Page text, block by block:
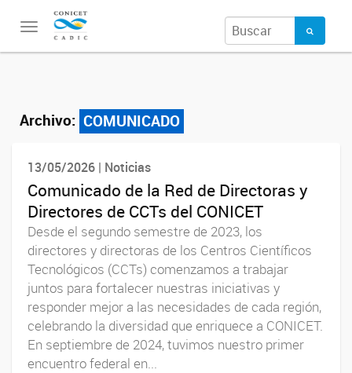
Toggle
Archivo: COMUNICADO
13/05/2026 | Noticias
Comunicado de la Red de Directoras y
Directores de CCTs del CONICET
Desde el segundo semestre de 2023, los
directores y directoras de los Centros Científicos
Tecnológicos (CCTs) comenzamos a trabajar
juntos para fortalecer nuestras iniciativas y
responder mejor a las necesidades de cada región,
celebrando la diversidad que enriquece a CONICET.
En septiembre de 2024, tuvimos nuestro primer
encuentro federal en...